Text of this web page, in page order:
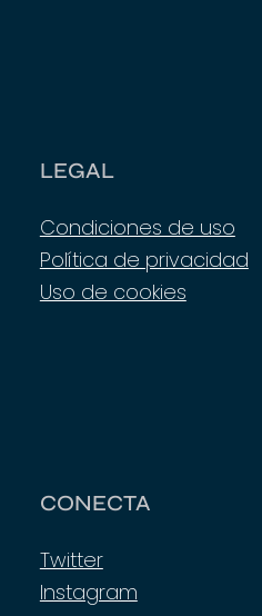
LEGAL
Condiciones de uso
Política de privacidad
Uso de cookies
CONECTA
Twitter
Instagram